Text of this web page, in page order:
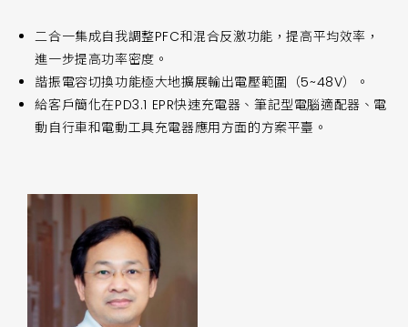
二合一集成自我調整PFC和混合反激功能，提高平均效率，
進一步提高功率密度。
諧振電容切換功能極大地擴展輸出電壓範圍（5~48V）。
給客戶簡化在PD3.1 EPR快速充電器、筆記型電腦適配器、電
動自行車和電動工具充電器應用方面的方案平臺。